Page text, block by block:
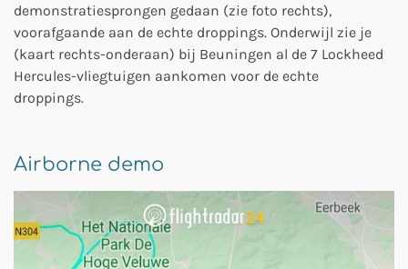
demonstratiesprongen gedaan (zie foto rechts),
voorafgaande aan de echte droppings. Onderwijl zie je
(kaart rechts-onderaan) bij Beuningen al de 7 Lockheed
Hercules-vliegtuigen aankomen voor de echte
droppings.
Airborne demo